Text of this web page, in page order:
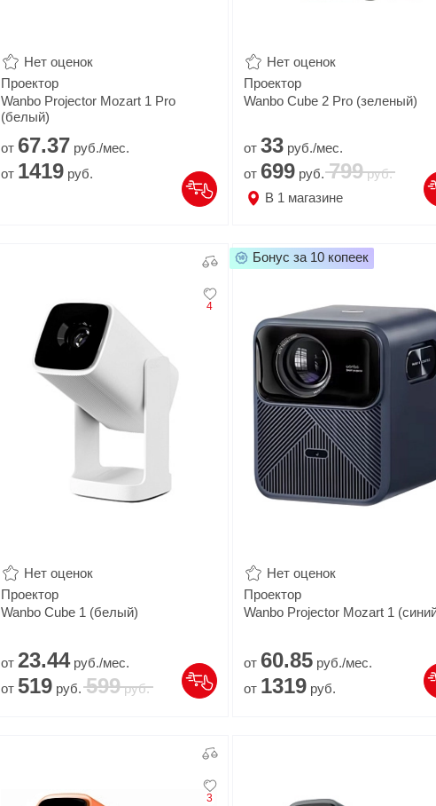
Нет оценок
Проектор
Wanbo Projector Mozart 1 Pro
(белый)
от 67.37 руб./мес.
от 1419 руб.
Нет оценок
Проектор
Wanbo Cube 2 Pro (зеленый)
от 33руб./мес.
от 699руб. 799руб.
В 1 магазине
4
Нет оценок
Проектор
Wanbo Cube 1 (белый)
от23.44руб./мес.
от519 руб. 599руб.
Нет оценок
Проектор
Wanbo Projector Mozart 1
от 60.85руб./мес.
от 1319руб.
Бонус за 10 копеек
3